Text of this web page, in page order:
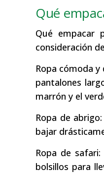
Qué
Qué empacar
consideración
Ropa cómoda
pantalones
marrón y el
Ropa de
bajar
Ropa de
bolsillos para